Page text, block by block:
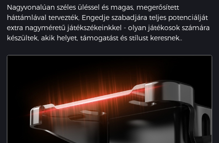
Nagyvonalúan széles üléssel és magas, megerősített
háttámlával tervezték, Engedje szabadjára teljes potenciálját
extra nagyméretű játékszékeinkkel - olyan játékosok számára
készültek, akik helyet, támogatást és stílust keresnek..